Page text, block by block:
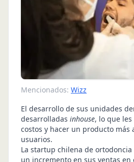
Mencionados: Wizz
El desarrollo de sus unidades
desarrolladas inhouse, lo que
costos y hacer un producto más
usuarios.
La startup chilena de
un incremento en sus ventas en